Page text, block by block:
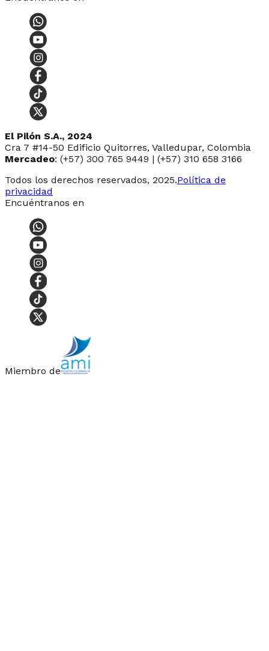
El Pilón S.A., 2024
Cra 7 #14-50 Edificio Quitorres, Valledupar, Colombia
Mercadeo: (+57) 300 765 9449 | (+57) 310 658 3166
Todos los derechos reservados, 2025.Política de
privacidad
Encuéntranos en
Miembro de